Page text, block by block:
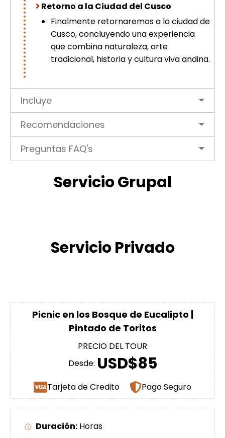
Retorno a la Ciudad del Cusco
Finalmente retornaremos a la ciudad de
Cusco, concluyendo una experiencia
que combina naturaleza, arte
tradicional, historia y cultura viva andina.
Incluye
Recomendaciones
Preguntas FAQ's
Servicio Grupal
Servicio Privado
Picnic en los Bosque de Eucalipto |
Pintado de Toritos
PRECIO DEL TOUR
Desde: USD$85
Tarjeta de Credito Pago Seguro
Duración: Horas